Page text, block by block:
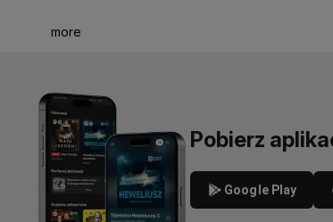
more
Pobierz
Google Play